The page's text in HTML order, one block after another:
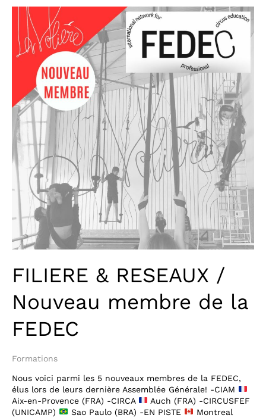
FILIERE & RESEAUX /
Nouveau membre de la
FEDEC
Formations
Nous voici parmi les 5 nouveaux membres de la FEDEC,
élus lors de leurs dernière Assemblée Générale! -CIAM
Aix-en-Provence (FRA) -CIRCA
Auch (FRA) -CIRCUSFEF
(UNICAMP)
Sao Paulo (BRA) -EN PISTE
Montreal